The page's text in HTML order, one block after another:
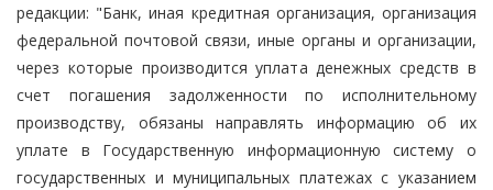
редакции: "Банк, иная кредитная организация, организация
федеральной почтовой связи, иные органы и организации,
через которые производится уплата денежных средств в
счет погашения задолженности по исполнительному
производству, обязаны направлять информацию об их
уплате в Государственную информационную систему о
государственных и муниципальных платежах с указанием